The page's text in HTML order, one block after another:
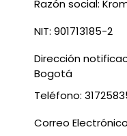
Razón social:
NIT: 901713185-2
Dirección
Bogotá
Teléfono:
Correo